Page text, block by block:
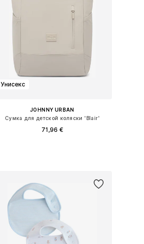
Унисекс
JOHNNY URBAN
Сумка для детской коляски 'Blair'
71,96 €